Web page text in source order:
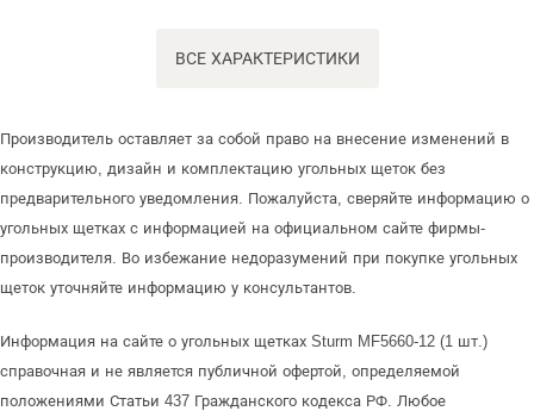
ВСЕ ХАРАКТЕРИСТИКИ
Производитель оставляет за собой право на внесение изменений в
конструкцию, дизайн и комплектацию угольных щеток без
предварительного уведомления. Пожалуйста, сверяйте информацию о
угольных щетках с информацией на официальном сайте фирмы-
производителя. Во избежание недоразумений при покупке угольных
щеток уточняйте информацию у консультантов.
Информация на сайте о угольных щетках Sturm MF5660-12 (1 шт.)
справочная и не является публичной офертой, определяемой
положениями Статьи 437 Гражданского кодекса РФ. Любое